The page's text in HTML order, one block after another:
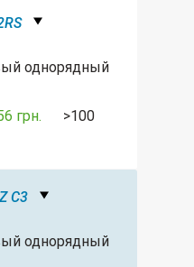
однорядный
грн. >100
C3
однорядный